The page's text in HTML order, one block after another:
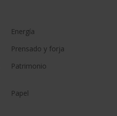
Energía
Prensado y forja
Patrimonio
Papel